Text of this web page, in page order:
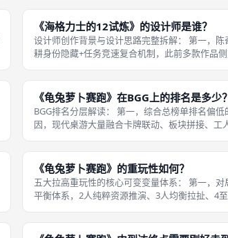
翻盘难度过高的问题，也不会
《海格力士的12试炼》的设计师是谁？
设计师创作背景与设计思路完整拆解： 第一，陈
耕身份隐藏+任务竞速复合机制，此前多款作品
营绑定，打破传统狼人、抵抗组织单一投票机制
卡排序、勇气指示物背叛体系，把
《龟兔萝卜赛跑》在BGG上的排名是多少？
BGG排名分层解读： 第一，综合总榜单排名偏低
因，现代桌游大量融合卡牌联动、板块拼接、工
源算术与赛道格子交互，玩法拓展维度单一，对
重策缺乏多层联动，综合评分
《龟兔萝卜赛跑》的重玩性如何？
五大拉高重玩性的核心可变变量体系： 第一，对
平衡体系，2人纯粹资源推演、3人均衡拉扯、4
抢占、对抗强度完全不同，一套基础盒适配多种
单套桌游覆盖单人推演到多人